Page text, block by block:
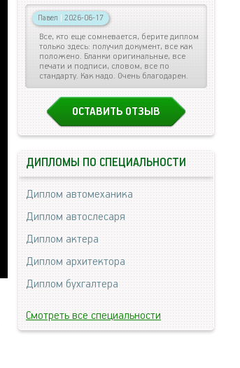
Павел | 2026-06-17
Все, кто еще сомневается, берите диплом
только здесь: получил документ, все как
положено. Бланки оригинальные, все
печати и подписи, словом, все по
стандарту. Как надо. Очень благодарен.
ОСТАВИТЬ ОТЗЫВ
ДИПЛОМЫ ПО СПЕЦИАЛЬНОСТИ
Диплом автомеханика
Диплом автослесаря
Диплом актера
Диплом архитектора
Диплом бухгалтера
Смотреть все специальности